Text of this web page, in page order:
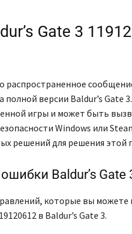
Gate 3
распространенное
полной версии Baldur’s Gate
игры и может быть
Windows или
решений для решения этой
Baldur’s Gate
которые вы
в Baldur’s Gate 3.